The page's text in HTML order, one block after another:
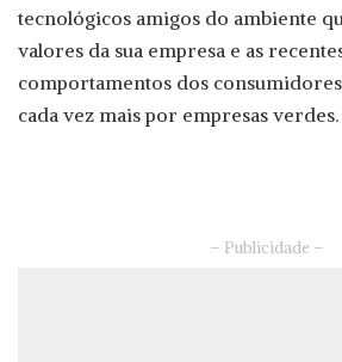
tecnológicos amigos do ambiente
valores da sua empresa e as
comportamentos dos
cada vez mais por empresas verdes.
– Publicidade –